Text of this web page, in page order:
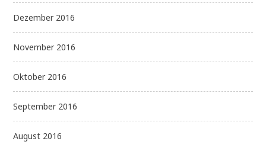
Dezember 2016
November 2016
Oktober 2016
September 2016
August 2016